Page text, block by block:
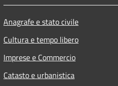
Anagrafe e stato civile
Cultura e tempo libero
Imprese e Commercio
Catasto e urbanistica